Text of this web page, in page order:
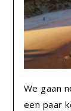
We gaan
een paar